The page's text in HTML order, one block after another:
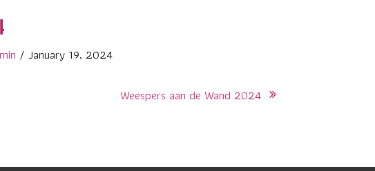
/ January 19, 2024
Weespers aan de Wand 2024